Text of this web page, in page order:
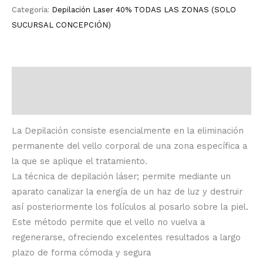
Categoría: Depilación Laser 40% TODAS LAS ZONAS (SOLO
SUCURSAL CONCEPCIÓN)
La Depilación consiste esencialmente en la eliminación
permanente del vello corporal de una zona específica a
la que se aplique el tratamiento.
La técnica de depilación láser; permite mediante un
aparato canalizar la energía de un haz de luz y destruir
así posteriormente los folículos al posarlo sobre la piel.
Este método permite que el vello no vuelva a
regenerarse, ofreciendo excelentes resultados a largo
plazo de forma cómoda y segura